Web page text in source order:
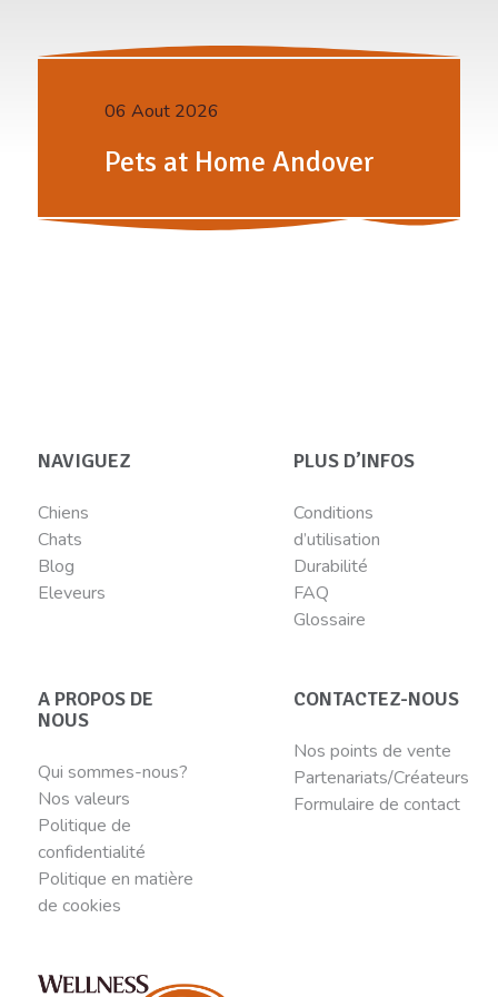
06 Aout 2026
Pets at Home Andover
NAVIGUEZ
Chiens
Chats
Blog
Eleveurs
PLUS D’INFOS
Conditions
d’utilisation
Durabilité
FAQ
Glossaire
A PROPOS DE
NOUS
Qui sommes-nous?
Nos valeurs
Politique de
confidentialité
Politique en matière
de cookies
CONTACTEZ-NOUS
Nos points de vente
Partenariats/Créateurs
Formulaire de contact